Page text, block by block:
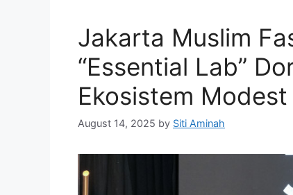
Jakarta Muslim
“Essential Lab”
Ekosistem
August 14, 2025 by Siti Aminah